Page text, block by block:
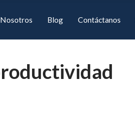
Nosotros Blog Contáctanos